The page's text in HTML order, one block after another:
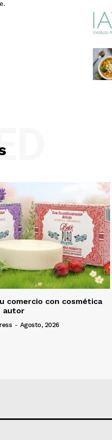
comercio con cosmética
autor
- Agosto, 2026